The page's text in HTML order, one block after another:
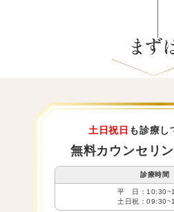
土日祝日 も診療し
無料カウンセリ
診療時間
平 日：
土日祝：